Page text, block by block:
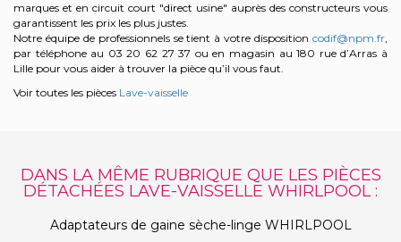
marques et en circuit court "direct usine" auprès des constructeurs vous
garantissent les prix les plus justes.
Notre équipe de professionnels se tient à votre disposition codif@npm.fr,
par téléphone au 03 20 62 27 37 ou en magasin au 180 rue d’Arras à
Lille pour vous aider à trouver la pièce qu’il vous faut.
Voir toutes les pièces Lave-vaisselle
DANS LA MÊME RUBRIQUE QUE LES PIÈCES
DÉTACHÉES LAVE-VAISSELLE WHIRLPOOL :
Adaptateurs de gaine sèche-linge WHIRLPOOL